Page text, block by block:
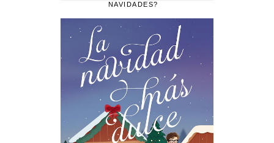
NAVIDADES?